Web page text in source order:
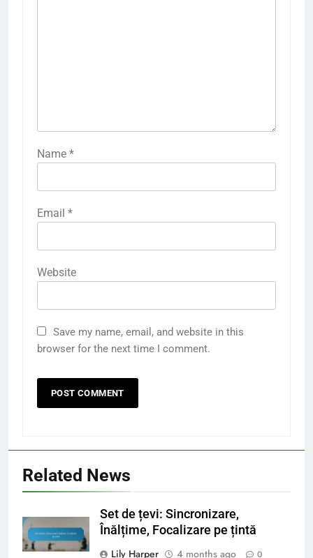
Name *
Email *
Website
Save my name, email, and website in this
browser for the next time I comment.
Related News
Set de țevi: Sincronizare,
Înălțime, Focalizare pe țintă
Lily Harper
4 months ago 0